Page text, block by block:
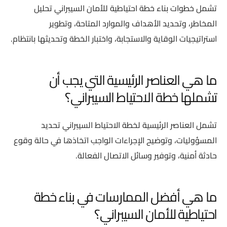
تشمل خطوات بناء خطة احتياطية للأمان السيبراني تحليل
المخاطر، وتحديد الأهداف والموارد المتاحة، وتطوير
استراتيجيات الوقاية والاستجابة، واختبار الخطة وتحديثها بانتظام.
ما هي العناصر الرئيسية التي يجب أن
تشملها خطة الاحتياط السيبراني؟
تشمل العناصر الرئيسية لخطة الاحتياط السيبراني تحديد
المسؤوليات، وتوضيح الإجراءات الواجب اتخاذها في حالة وقوع
حادثة أمنية، وتوفير وسائل الاتصال الفعالة.
ما هي أفضل الممارسات في بناء خطة
احتياطية للأمان السيبراني؟